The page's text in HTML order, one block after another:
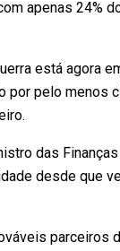
apenas 24%
está agora
pelo menos
das
desde que
​​parceiros